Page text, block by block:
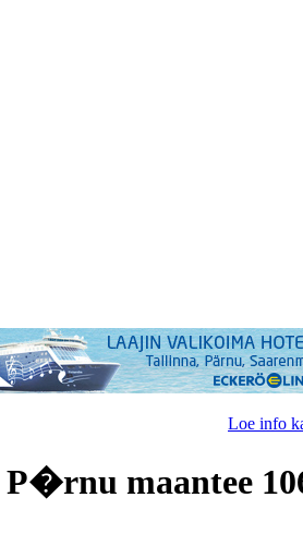
Loe info
P�rnu maantee